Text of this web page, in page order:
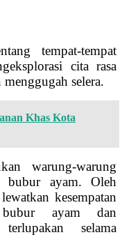
tempat-tempat
cita rasa
selera.
Khas Kota
warung-warung
bubur ayam. Oleh
kesempatan
bubur ayam dan
selama